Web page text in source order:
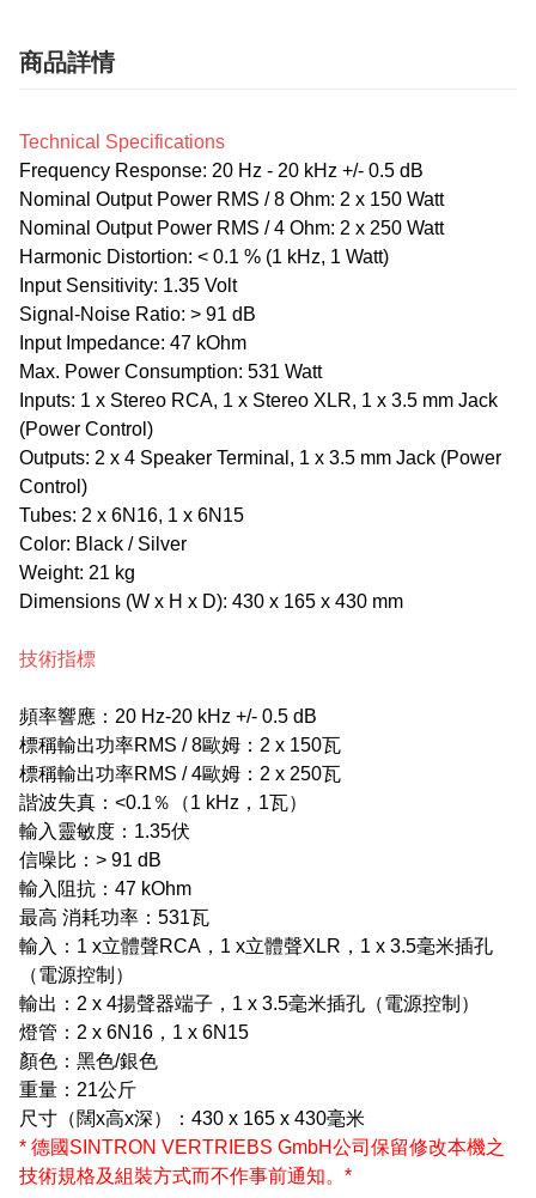
商品詳情
Technical Specifications
Frequency Response: 20 Hz - 20 kHz +/- 0.5 dB
Nominal Output Power RMS / 8 Ohm: 2 x 150 Watt
Nominal Output Power RMS / 4 Ohm: 2 x 250 Watt
Harmonic Distortion: < 0.1 % (1 kHz, 1 Watt)
Input Sensitivity: 1.35 Volt
Signal-Noise Ratio: > 91 dB
Input Impedance: 47 kOhm
Max. Power Consumption: 531 Watt
Inputs: 1 x Stereo RCA, 1 x Stereo XLR, 1 x 3.5 mm Jack
(Power Control)
Outputs: 2 x 4 Speaker Terminal, 1 x 3.5 mm Jack (Power
Control)
Tubes: 2 x 6N16, 1 x 6N15
Color: Black / Silver
Weight: 21 kg
Dimensions (W x H x D): 430 x 165 x 430 mm
技術指標
頻率響應：20 Hz-20 kHz +/- 0.5 dB
標稱輸出功率RMS / 8歐姆：2 x 150瓦
標稱輸出功率RMS / 4歐姆：2 x 250瓦
諧波失真：<0.1％（1 kHz，1瓦）
輸入靈敏度：1.35伏
信噪比：> 91 dB
輸入阻抗：47 kOhm
最高 消耗功率：531瓦
輸入：1 x立體聲RCA，1 x立體聲XLR，1 x 3.5毫米插孔
（電源控制）
輸出：2 x 4揚聲器端子，1 x 3.5毫米插孔（電源控制）
燈管：2 x 6N16，1 x 6N15
顏色：黑色/銀色
重量：21公斤
尺寸（闊x高x深）：430 x 165 x 430毫米
* 德國SINTRON VERTRIEBS GmbH公司保留修改本機之
技術規格及組裝方式而不作事前通知。*